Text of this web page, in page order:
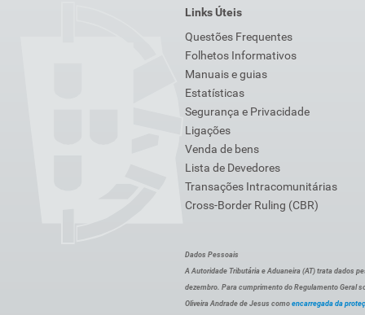
Links Úteis
Questões Frequentes
Folhetos Informativos
Manuais e guias
Estatísticas
Segurança e Privacidade
Ligações
Venda de bens
Lista de Devedores
Transações Intracomunitárias
Cross-Border Ruling (CBR)
Dados Pessoais
A Autoridade Tributária e Aduaneira (AT) trata dados
dezembro. Para cumprimento do Regulamento Geral
Oliveira Andrade de Jesus como encarregada da